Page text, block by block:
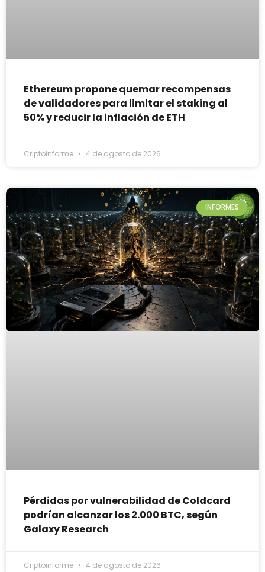
Ethereum propone quemar recompensas
de validadores para limitar el staking al
50% y reducir la inflación de ETH
Criptoinforme 4 de agosto de 2026
INFORMES
Pérdidas por vulnerabilidad de Coldcard
podrían alcanzar los 2.000 BTC, según
Galaxy Research
Criptoinforme 4 de agosto de 2026